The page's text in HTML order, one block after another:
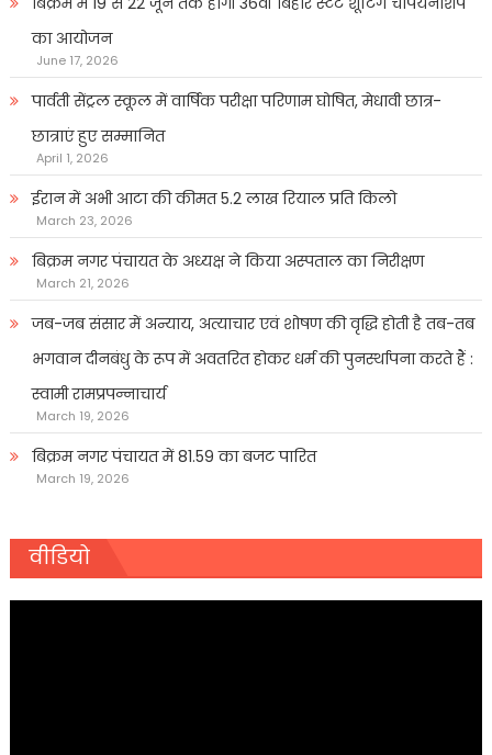
का आयोजन
June 17, 2026
पार्वती सेंट्रल स्कूल में वार्षिक परीक्षा परिणाम घोषित, मेधावी छात्र-
छात्राएं हुए सम्मानित
April 1, 2026
ईरान में अभी आटा की कीमत 5.2 लाख रियाल प्रति किलो
March 23, 2026
बिक्रम नगर पंचायत के अध्यक्ष ने किया अस्पताल का निरीक्षण
March 21, 2026
जब-जब संसार में अन्याय, अत्याचार एवं शोषण की वृद्धि होती है तब-तब
भगवान दीनबंधु के रूप में अवतरित होकर धर्म की पुनर्स्थापना करते हैं :
स्वामी रामप्रपन्नाचार्य
March 19, 2026
बिक्रम नगर पंचायत में 81.59 का बजट पारित
March 19, 2026
वीडियो